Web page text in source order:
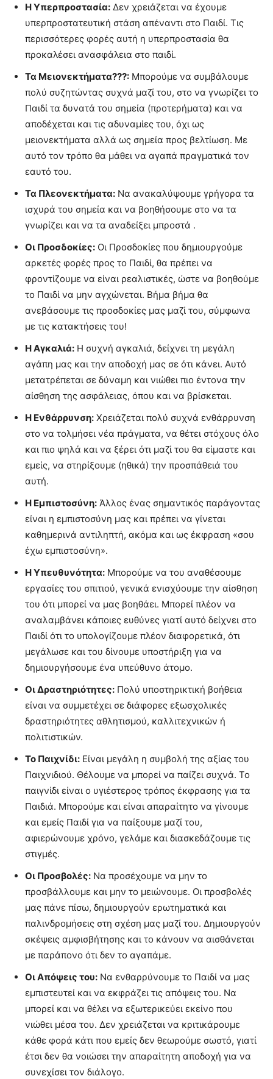
Η Υπερπροστασία: Δεν χρειάζεται να έχουμε
υπερπροστατευτική στάση απέναντι στο Παιδί. Τις
περισσότερες φορές αυτή η υπερπροστασία θα
προκαλέσει ανασφάλεια στο παιδί.
Τα Μειονεκτήματα???: Μπορούμε να συμβάλουμε
πολύ συζητώντας συχνά μαζί του, στο να γνωρίζει το
Παιδί τα δυνατά του σημεία (προτερήματα) και να
αποδέχεται και τις αδυναμίες του, όχι ως
μειονεκτήματα αλλά ως σημεία προς βελτίωση. Με
αυτό τον τρόπο θα μάθει να αγαπά πραγματικά τον
εαυτό του.
Τα Πλεονεκτήματα: Να ανακαλύψουμε γρήγορα τα
ισχυρά του σημεία και να βοηθήσουμε στο να τα
γνωρίζει και να τα αναδείξει μπροστά .
Οι Προσδοκίες: Οι Προσδοκίες που δημιουργούμε
αρκετές φορές προς το Παιδί, θα πρέπει να
φροντίζουμε να είναι ρεαλιστικές, ώστε να βοηθούμε
το Παιδί να μην αγχώνεται. Βήμα βήμα θα
ανεβάσουμε τις προσδοκίες μας μαζί του, σύμφωνα
με τις κατακτήσεις του!
Η Αγκαλιά: Η συχνή αγκαλιά, δείχνει τη μεγάλη
αγάπη μας και την αποδοχή μας σε ότι κάνει. Αυτό
μετατρέπεται σε δύναμη και νιώθει πιο έντονα την
αίσθηση της ασφάλειας, όπου και να βρίσκεται.
Η Ενθάρρυνση: Χρειάζεται πολύ συχνά ενθάρρυνση
στο να τολμήσει νέα πράγματα, να θέτει στόχους όλο
και πιο ψηλά και να ξέρει ότι μαζί του θα είμαστε και
εμείς, να στηρίξουμε (ηθικά) την προσπάθειά του
αυτή.
Η Εμπιστοσύνη: Άλλος ένας σημαντικός παράγοντας
είναι η εμπιστοσύνη μας και πρέπει να γίνεται
καθημερινά αντιληπτή, ακόμα και ως έκφραση «σου
έχω εμπιστοσύνη».
Η Υπευθυνότητα: Μπορούμε να του αναθέσουμε
εργασίες του σπιτιού, γενικά ενισχύουμε την αίσθηση
του ότι μπορεί να μας βοηθάει. Μπορεί πλέον να
αναλαμβάνει κάποιες ευθύνες γιατί αυτό δείχνει στο
Παιδί ότι το υπολογίζουμε πλέον διαφορετικά, ότι
μεγάλωσε και του δίνουμε υποστήριξη για να
δημιουργήσουμε ένα υπεύθυνο άτομο.
Οι Δραστηριότητες: Πολύ υποστηρικτική βοήθεια
είναι να συμμετέχει σε διάφορες εξωσχολικές
δραστηριότητες αθλητισμού, καλλιτεχνικών ή
πολιτιστικών.
Το Παιχνίδι: Είναι μεγάλη η συμβολή της αξίας του
Παιχνιδιού. Θέλουμε να μπορεί να παίζει συχνά. Το
παιγνίδι είναι ο υγιέστερος τρόπος έκφρασης για τα
Παιδιά. Μπορούμε και είναι απαραίτητο να γίνουμε
και εμείς Παιδί για να παίξουμε μαζί του,
αφιερώνουμε χρόνο, γελάμε και διασκεδάζουμε τις
στιγμές.
Οι Προσβολές: Να προσέχουμε να μην το
προσβάλλουμε και μην το μειώνουμε. Οι προσβολές
μας πάνε πίσω, δημιουργούν ερωτηματικά και
παλινδρομήσεις στη σχέση μας μαζί του. Δημιουργούν
σκέψεις αμφισβήτησης και το κάνουν να αισθάνεται
με παράπονο ότι δεν το αγαπάμε.
Οι Απόψεις του: Να ενθαρρύνουμε το Παιδί να μας
εμπιστευτεί και να εκφράζει τις απόψεις του. Να
μπορεί και να θέλει να εξωτερικεύει εκείνο που
νιώθει μέσα του. Δεν χρειάζεται να κριτικάρουμε
κάθε φορά κάτι που εμείς δεν θεωρούμε σωστό, γιατί
έτσι δεν θα νοιώσει την απαραίτητη αποδοχή για να
συνεχίσει τον διάλογο.